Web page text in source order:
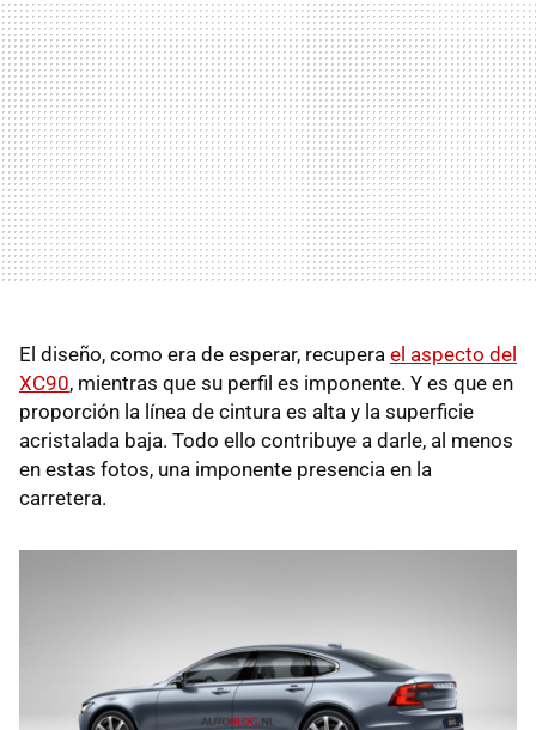
El diseño, como era de esperar, recupera el aspecto del
XC90, mientras que su perfil es imponente. Y es que en
proporción la línea de cintura es alta y la superficie
acristalada baja. Todo ello contribuye a darle, al menos
en estas fotos, una imponente presencia en la
carretera.